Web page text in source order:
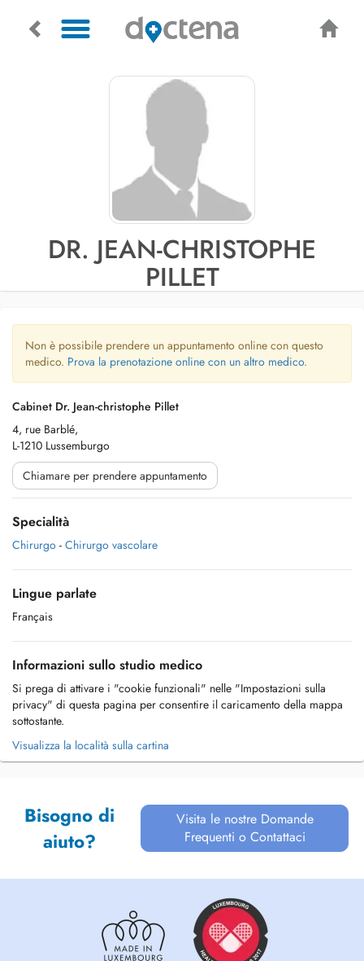
DR. JEAN-CHRISTOPHE
PILLET
Non è possibile prendere un appuntamento online con questo
medico. Prova la prenotazione online con un altro medico.
Cabinet Dr. Jean-christophe Pillet
4, rue Barblé,
L-1210 Lussemburgo
Chiamare per prendere appuntamento
Specialità
Chirurgo - Chirurgo vascolare
Lingue parlate
Français
Informazioni sullo studio medico
Si prega di attivare i "cookie funzionali" nelle "Impostazioni sulla
privacy" di questa pagina per consentire il caricamento della mappa
sottostante.
Visualizza la località sulla cartina
Bisogno di
aiuto?
Visita le nostre Domande
Frequenti o Contattaci